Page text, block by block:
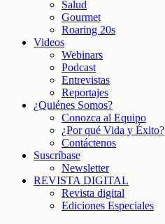
Salud
Gourmet
Roaring 20s
Videos
Webinars
Podcast
Entrevistas
Reportajes
¿Quiénes Somos?
Conozca al Equipo
¿Por qué Vida y Éxito?
Contáctenos
Suscríbase
Newsletter
REVISTA DIGITAL
Revista digital
Ediciones Especiales